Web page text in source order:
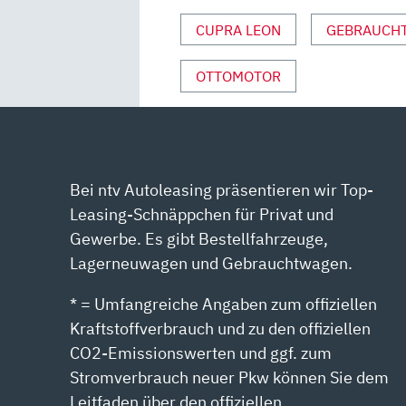
CUPRA LEON
OTTOMOTOR
Bei ntv Autoleasing präsentieren wir Top-
Leasing-Schnäppchen für Privat und
Gewerbe. Es gibt Bestellfahrzeuge,
Lagerneuwagen und Gebrauchtwagen.
* = Umfangreiche Angaben zum offiziellen
Kraftstoffverbrauch und zu den offiziellen
CO2-Emissionswerten und ggf. zum
Stromverbrauch neuer Pkw können Sie dem